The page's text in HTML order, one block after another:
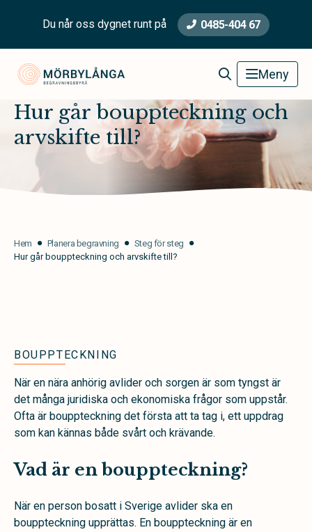
Du når oss dygnet runt på 0485-404 67
Mörbylånga BegravningsbyråMeny
Hur går bouppteckning och
arvskifte till?
Hem Planera begravning
Steg för steg
Hur går bouppteckning och arvskifte till?
BOUPPTECKNING
När en nära anhörig avlider och sorgen är som tyngst är
det många juridiska och ekonomiska frågor som uppstår.
Ofta är bouppteckning det första att ta tag i, ett uppdrag
som kan kännas både svårt och krävande.
Vad är en bouppteckning?
När en person bosatt i Sverige avlider ska en
bouppteckning upprättas. En bouppteckning är en